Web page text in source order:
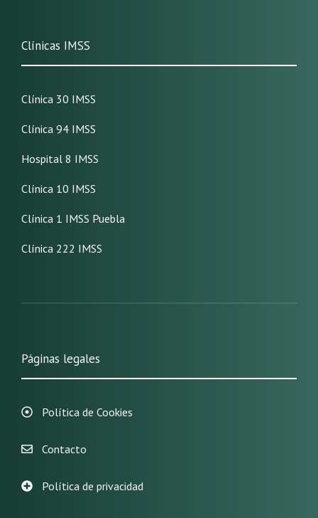
Clínicas IMSS
Clínica 30 IMSS
Clínica 94 IMSS
Hospital 8 IMSS
Clínica 10 IMSS
Clínica 1 IMSS Puebla
Clínica 222 IMSS
Páginas legales
Política de Cookies
Contacto
Política de privacidad